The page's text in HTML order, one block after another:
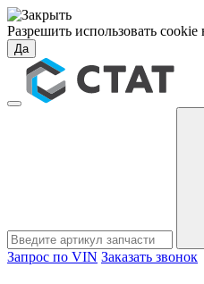
Разрешить использовать
Да
Запрос по VIN Заказать звонок